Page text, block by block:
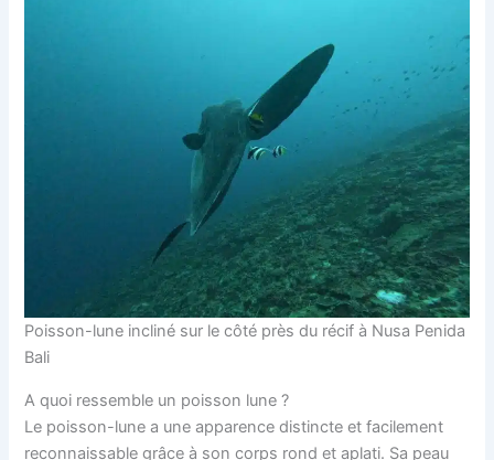
Poisson-lune incliné sur le côté près du récif à Nusa Penida
Bali
A quoi ressemble un poisson lune ?
Le poisson-lune a une apparence distincte et facilement
reconnaissable grâce à son corps rond et aplati. Sa peau